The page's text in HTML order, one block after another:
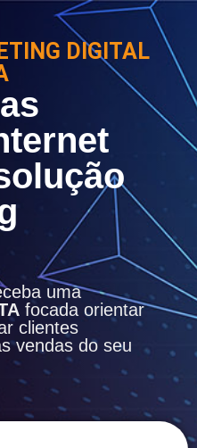
DIGITAL
uma
focada orientar
clientes
vendas do seu